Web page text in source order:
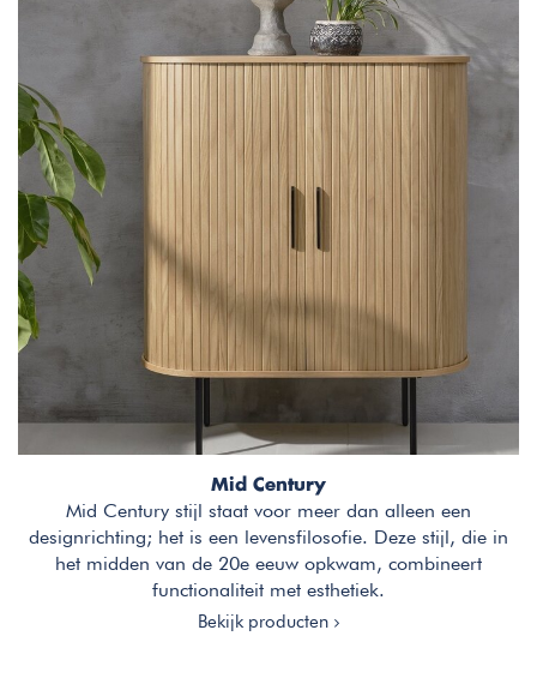
Mid Century
Mid Century stijl staat voor meer dan alleen een
designrichting; het is een levensfilosofie. Deze stijl, die in
het midden van de 20e eeuw opkwam, combineert
functionaliteit met esthetiek.
Bekijk producten